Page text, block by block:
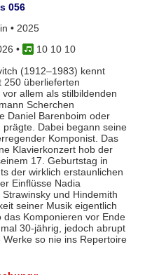
056
• 2025
•
10 10 10
(1912–1983) kennt
250 überlieferten
allem als stilbildenden
Scherchen
Daniel Barenboim oder
Dabei begann seine
Komponist. Das
Klavierkonzert hob der
17. Geburtstag in
der wirklich erstaunlichen
Einflüsse Nadia
und Hindemith
seiner Musik eigentlich
Komponieren vor Ende
30-jährig, jedoch abrupt
so nie ins Repertoire